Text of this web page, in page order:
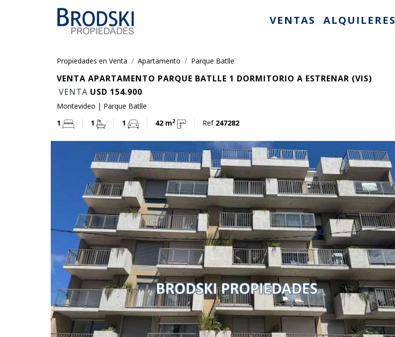
VENTAS ALQUILERES
Propiedades en Venta Apartamento Parque Batlle
VENTA APARTAMENTO PARQUE BATLLE 1 DORMITORIO A ESTRENAR (VIS)
VENTA USD 154.900
Montevideo | Parque Batlle
1
1 1 42 m2 Ref 247282